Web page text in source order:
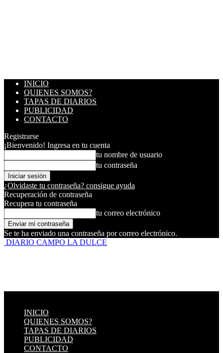
INICIO
QUIENES SOMOS?
TAPAS DE DIARIOS
PUBLICIDAD
CONTACTO
Registrarse
¡Bienvenido! Ingresa en tu cuenta
tu nombre de usuario
tu contraseña
¿Olvidaste tu contraseña? consigue ayuda
Recuperación de contraseña
Recupera tu contraseña
tu correo electrónico
Se te ha enviado una contraseña por correo electrónico.
DIARIO CAMPO LA DULCE
INICIO
QUIENES SOMOS?
TAPAS DE DIARIOS
PUBLICIDAD
CONTACTO